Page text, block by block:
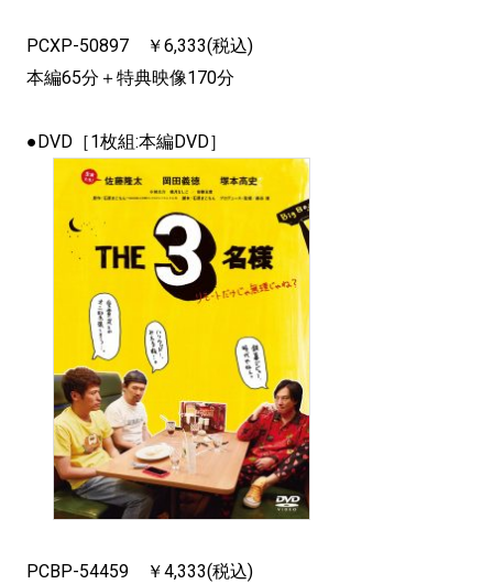
PCXP-50897 ￥6,333(税込)
本編65分＋特典映像170分
●DVD［1枚組:本編DVD］
PCBP-54459 ￥4,333(税込)